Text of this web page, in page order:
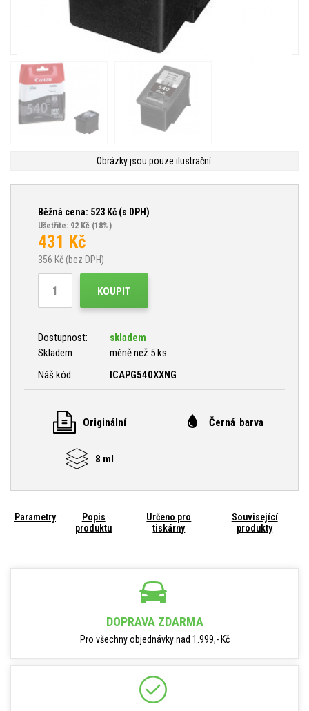
Obrázky jsou pouze ilustrační.
Běžná cena: 523Kč (s DPH)
Ušetříte: 92 Kč (18%)
431 Kč
356 Kč (bez DPH)
KOUPIT
Dostupnost:
skladem
Skladem:
méně než 5 ks
Náš kód:
ICAPG540XXNG
Originální Černá barva
8 ml
Parametry
Popis
produktu
Určeno pro
tiskárny
Související
produkty
DOPRAVA ZDARMA
Pro všechny objednávky nad 1.999,- Kč